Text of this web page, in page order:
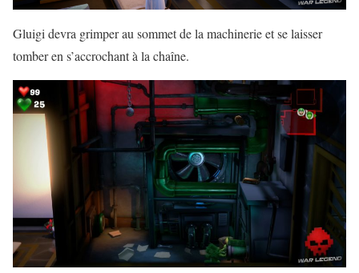
Gluigi devra grimper au sommet de la machinerie et se laisser
tomber en s’accrochant à la chaîne.